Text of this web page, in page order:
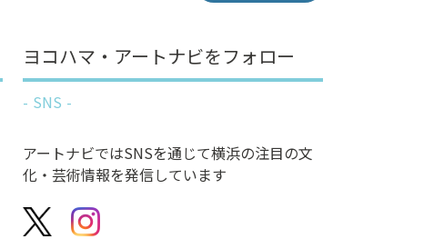
ヨコハマ・アートナビをフォロー
SNS
アートナビではSNSを通じて横浜の注目の文
化・芸術情報を発信しています